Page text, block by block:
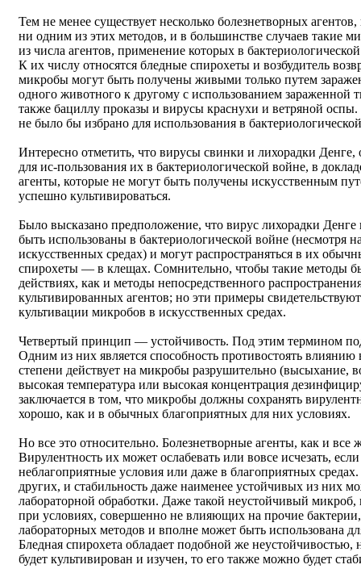
Тем не менее существует несколько болезнетворных
ни одним из этих методов, и в большинстве случаев такие
из числа агентов, применение которых в
К их числу относятся бледные спирохеты и возбудитель
микробы могут быть получены живыми только путем
одного животного к другому с использованием
также бациллу проказы и вирусы краснухи и ветряной
не было бы избрано для использования в
Интересно отметить, что вирусы свинки и лихорадки
для ис-пользования их в бактериологической войне, в
агенты, которые не могут быть получены искусственным
успешно культивироваться.
Было высказано предположение, что вирус лихорадки
быть использованы в бактериологической войне (несмотря
искусственных средах) и могут распространяться в их
спирохеты — в клещах. Сомнительно, чтобы такие методы
действиях, как и методы непосредственного
культивированных агентов; но эти примеры
культивации микробов в искусственных средах.
Четвертый принцип — устойчивость. Под этим термином
Одним из них является способность противостоять
степени действует на микробы разрушительно (высыхание,
высокая температура или высокая концентрация
заключается в том, что микробы должны сохранять
хорошо, как и в обычных благоприятных для них условиях.
Но все это относительно. Болезнетворные агенты, как и
Вирулентность их может ослабевать или вовсе исчезать,
неблагоприятные условия или даже в благоприятных
других, и стабильность даже наименее устойчивых из них
лабораторной обработки. Даже такой неустойчивый микроб,
при условиях, совершенно не влияющих на прочие
лабораторных методов и вполне может быть использована
Бледная спирохета обладает подобной же неустойчивостью,
будет культивирован и изучен, то его также можно будет